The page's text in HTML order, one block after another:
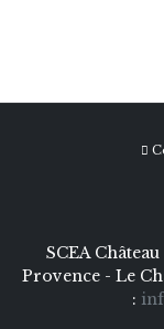
SCEA
Provence - Le
: